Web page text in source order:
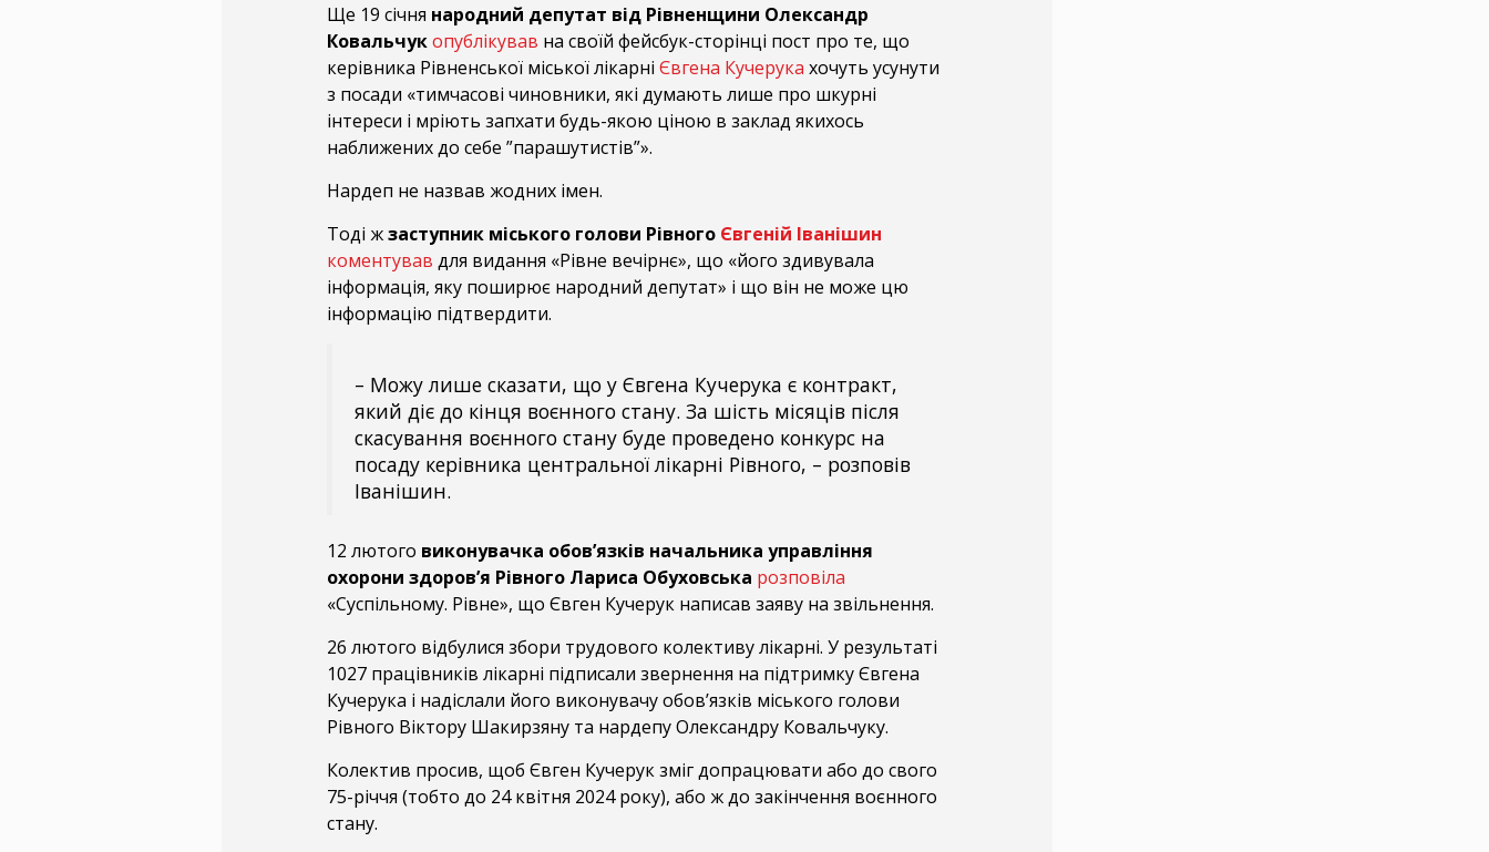
Ще 19 січня народний депутат від Рівненщини Олександр
Ковальчук опублікував на своїй фейсбук-сторінці пост про те, що
керівника Рівненської міської лікарні Євгена Кучерука хочуть усунути
з посади «тимчасові чиновники, які думають лише про шкурні
інтереси і мріють запхати будь-якою ціною в заклад якихось
наближених до себе ”парашутистів”».
Нардеп не назвав жодних імен.
Тоді жзаступник міського голови Рівного Євгеній Іванішин
коментував для видання «Рівне вечірнє», що «його здивувала
інформація, яку поширює народний депутат» і що він не може цю
інформацію підтвердити.
– Можу лише сказати, що у Євгена Кучерука є контракт,
який діє до кінця воєнного стану. За шість місяців після
скасування воєнного стану буде проведено конкурс на
посаду керівника центральної лікарні Рівного, – розповів
Іванішин.
12 лютого виконувачка обов’язків начальника управління
охорони здоров’я Рівного Лариса Обуховська розповіла
«Суспільному. Рівне», що Євген Кучерук написав заяву на звільнення.
26 лютого відбулися збори трудового колективу лікарні. У результаті
1027 працівників лікарні підписали звернення на підтримку Євгена
Кучерука і надіслали його виконувачу обов’язків міського голови
Рівного Віктору Шакирзяну та нардепу Олександру Ковальчуку.
Колектив просив, щоб Євген Кучерук зміг допрацювати або до свого
75-річчя (тобто до 24 квітня 2024 року), або ж до закінчення воєнного
стану.